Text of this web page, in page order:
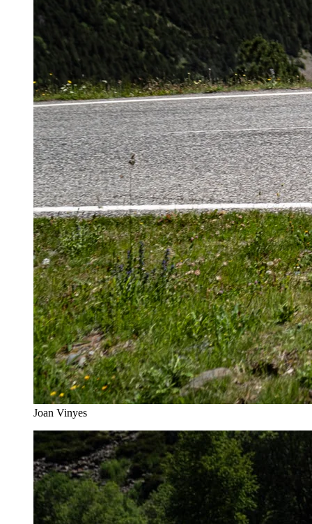
Joan Vinyes